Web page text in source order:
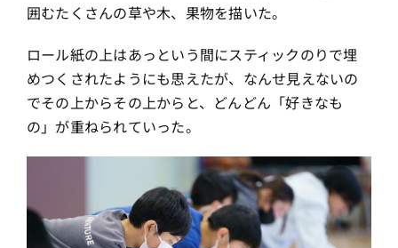
囲むたくさんの草や木、果物を描いた。
ロール紙の上はあっという間にスティックのりで埋
めつくされたようにも思えたが、なんせ見えないの
でその上からその上からと、どんどん「好きなも
の」が重ねられていった。